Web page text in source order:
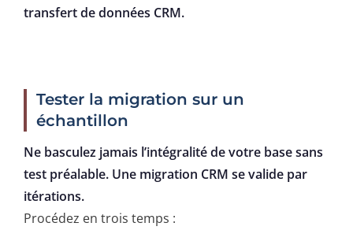
transfert de données CRM.
Tester la migration sur un
échantillon
Ne basculez jamais l’intégralité de votre base sans
test préalable. Une migration CRM se valide par
itérations.
Procédez en trois temps :